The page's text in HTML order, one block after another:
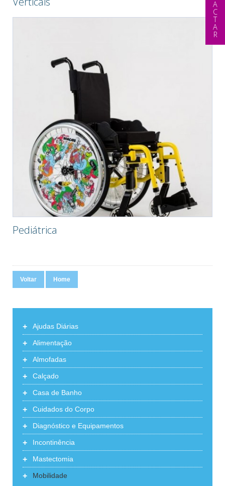
Pediátrica
Voltar Home
+ Ajudas Diárias
+ Alimentação
+ Almofadas
+ Calçado
+ Casa de Banho
+ Cuidados do Corpo
+ Diagnóstico e Equipamentos
+ Incontinência
+ Mastectomia
+ Mobilidade